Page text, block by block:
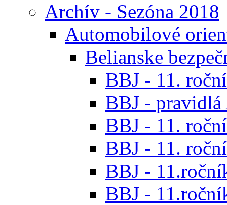
Archív - Sezóna 2018
Automobilové
Belianske
BBJ - 11.
BBJ - pravidlá
BBJ - 11.
BBJ - 11.
BBJ -
BBJ -